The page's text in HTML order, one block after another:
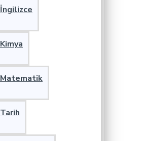
İngilizce
Kimya
Matematik
Tarih